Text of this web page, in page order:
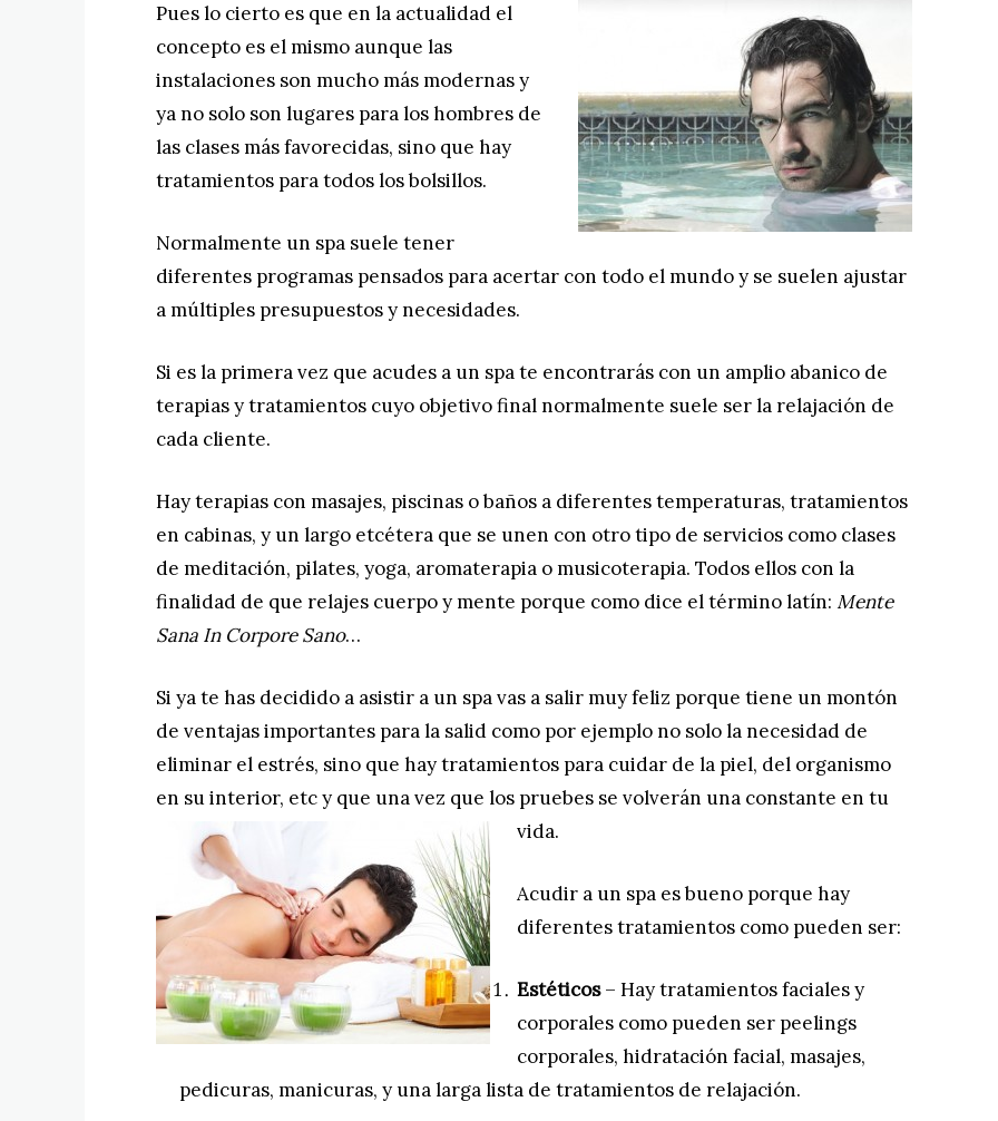
Pues lo cierto es que en la actualidad el
concepto es el mismo aunque las
instalaciones son mucho más modernas y
ya no solo son lugares para los hombres de
las clases más favorecidas, sino que hay
tratamientos para todos los bolsillos.
Normalmente un spa suele tener
diferentes programas pensados para acertar con todo el mundo y se suelen ajustar
a múltiples presupuestos y necesidades.
Si es la primera vez que acudes a un spa te encontrarás con un amplio abanico de
terapias y tratamientos cuyo objetivo final normalmente suele ser la relajación de
cada cliente.
Hay terapias con masajes, piscinas o baños a diferentes temperaturas, tratamientos
en cabinas, y un largo etcétera que se unen con otro tipo de servicios como clases
de meditación, pilates, yoga, aromaterapia o musicoterapia. Todos ellos con la
finalidad de que relajes cuerpo y mente porque como dice el término latín: Mente
Sana In Corpore Sano…
Si ya te has decidido a asistir a un spa vas a salir muy feliz porque tiene un montón
de ventajas importantes para la salid como por ejemplo no solo la necesidad de
eliminar el estrés, sino que hay tratamientos para cuidar de la piel, del organismo
en su interior, etc y que una vez que los pruebes se volverán una constante en tu
vida.
Acudir a un spa es bueno porque hay
diferentes tratamientos como pueden ser:
Estéticos– Hay tratamientos faciales y
corporales como pueden ser peelings
corporales, hidratación facial, masajes,
pedicuras, manicuras, y una larga lista de tratamientos de relajación.